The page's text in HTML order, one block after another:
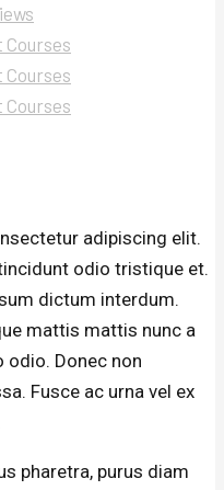
Courses
Courses
Courses
adipiscing elit.
odio tristique et.
dictum interdum.
mattis mattis nunc a
odio. Donec non
Fusce ac urna vel ex
pharetra, purus diam